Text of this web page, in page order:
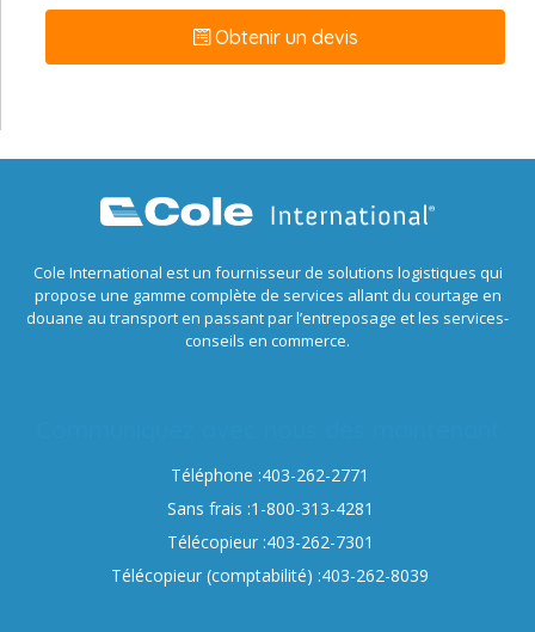
Obtenir un devis
Cole International est un fournisseur de solutions logistiques qui
propose une gamme complète de services allant du courtage en
douane au transport en passant par l’entreposage et les services-
conseils en commerce.
Téléphone :403-262-2771
Sans frais :1-800-313-4281
Télécopieur :403-262-7301
Télécopieur (comptabilité) :403-262-8039